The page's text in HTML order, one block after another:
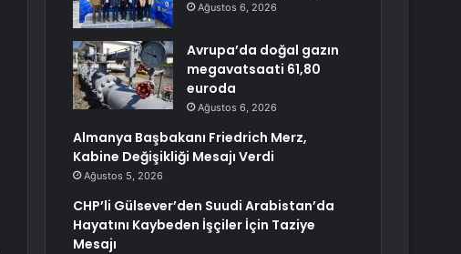
Ağustos 6, 2026
Avrupa’da doğal gazın
megavatsaati 61,80
euroda
Ağustos 6, 2026
Almanya Başbakanı Friedrich Merz,
Kabine Değişikliği Mesajı Verdi
Ağustos 5, 2026
CHP’li Gülsever’den Suudi Arabistan’da
Hayatını Kaybeden İşçiler İçin Taziye
Mesajı